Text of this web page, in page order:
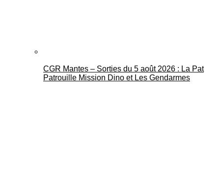
CGR Mantes – Sorties du 5 août 2026 : La Pat
Patrouille Mission Dino et Les Gendarmes